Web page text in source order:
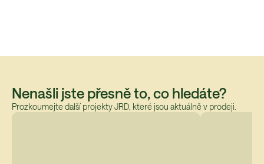
Nenašli jste přesně to, co hledáte?
Prozkoumejte další projekty JRD, které jsou aktuálně v prodeji.